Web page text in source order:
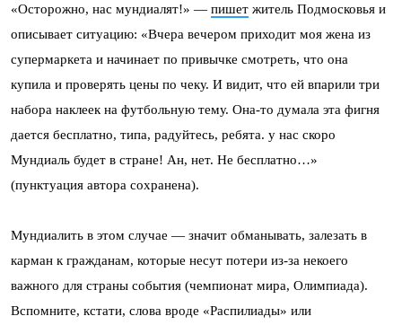
«Осторожно, нас мундиалят!» — пишет житель Подмосковья и
описывает ситуацию: «Вчера вечером приходит моя жена из
супермаркета и начинает по привычке смотреть, что она
купила и проверять цены по чеку. И видит, что ей впарили три
набора наклеек на футбольную тему. Она-то думала эта фигня
дается бесплатно, типа, радуйтесь, ребята. у нас скоро
Мундиаль будет в стране! Ан, нет. Не бесплатно…»
(пунктуация автора сохранена).
Мундиалить в этом случае — значит обманывать, залезать в
карман к гражданам, которые несут потери из-за некоего
важного для страны события (чемпионат мира, Олимпиада).
Вспомните, кстати, слова вроде «Распилиады» или